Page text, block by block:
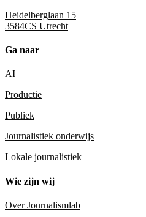
Heidelberglaan 15
3584CS Utrecht
Ga naar
AI
Productie
Publiek
Journalistiek onderwijs
Lokale journalistiek
Wie zijn wij
Over Journalismlab